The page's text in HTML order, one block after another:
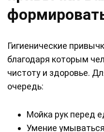
Гигиенические
благодаря которым
чистоту и здоровье.
очередь:
Мойка рук перед
Умение